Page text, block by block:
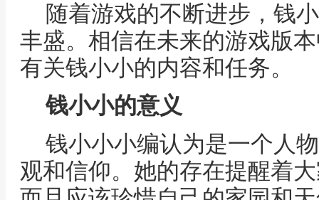
随着游戏的不断进步，钱
丰盛。相信在未来的游戏版
有关钱小小的内容和任务。
钱小小的意义
钱小小小编认为是一个人
观和信仰。她的存在提醒着